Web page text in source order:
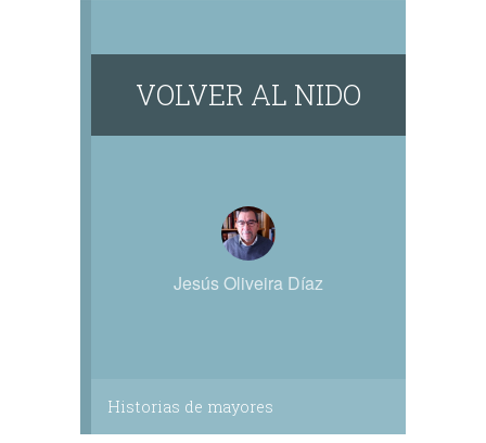
VOLVER AL NIDO
Jesús Oliveira Díaz
Historias de mayores